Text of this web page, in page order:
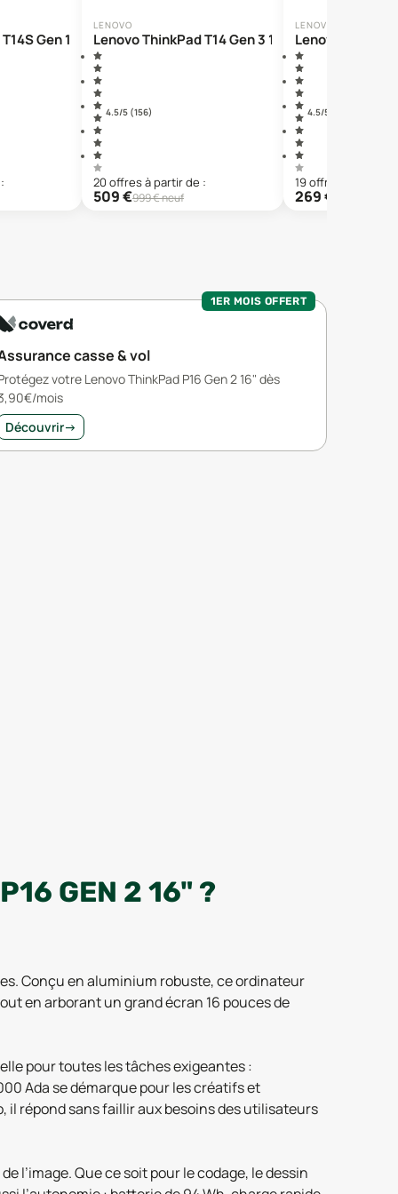
Gen 1 14"
LENOVO
Lenovo ThinkPad T14 Gen 3 14"
4.5/5 (156)
20 offresà partir de :
509€999€ neuf
LENOVO
Lenovo
4.5/5 (
19offre
269€
1ER MOIS OFFERT
casse & vol
votre Lenovo ThinkPad P16 Gen 2 16" dès
mois
Découvrir→
GEN 2 16" ?
Conçu en aluminium robuste, ce ordinateur
en arborant un grand écran 16 pouces de
pour toutes les tâches exigeantes :
Ada se démarque pour les créatifs et
il répond sans faillir aux besoins des utilisateurs
l’image. Que ce soit pour le codage, le dessin